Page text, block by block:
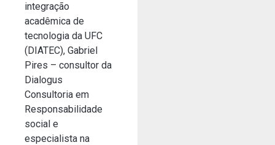
integração
acadêmica de
tecnologia da UFC
(DIATEC), Gabriel
Pires – consultor da
Dialogus
Consultoria em
Responsabilidade
social e
especialista na